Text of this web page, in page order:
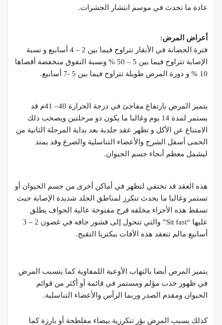
عادة ما تحدث في موسم انتشار الحشرات.
أعراض المرض:
فترة الحضانة في الأبقار تتراوح فيما بين 2 – 4 أسابيع و نسبة
الإصابة تتراوح فيما بين 5 – 50 % ونسبة النفوق منخفضة أقصاها
10 % و دورة المرض طويلة تتراوح فيما بين 5 -7 أسابيع.
يتميز المرض بارتفاع مفاجئ في درجة الحرارة 40– 41م قد
يستمر لمدة 14 يوم وغالبا ما يكون ذو مرحلتين ويصحب ذلك
الامتناع عن الأكل و تظهر عقد جلدية بعد بداية المرحلة الثانية من
الحمى أسفل الشرج والأعضاء التناسلية والضرع وقد يمتد
ليشمل معظم أنحاء جسم الحيوان.
هذه العقد قد تختفي لتظهر في أماكن أخرى من جسم الحيوان أو
تستمر وغالبا ما يحدث تنكرز لمناطق الجلد شديدة الإصابة حيث
تسقط هذه الأجزاء مخلفه قرح مفتوحة عالية الحواف يطلق
عليها “Sit fast” والتي تتحول إلى قشور جافه في غضون 2 – 3
أسابيع مالم تتعقد هذه الآفات ببكتريا التقيح.
يتميز المرض أيضا بالتهاب الأوعية اللمفاوية كما يتسبب المرض
في ظهور خذب مؤلم ومستمر في قائمة أو أكثر من قوائم
الحيوان ومقدم الصدر وربما الرأس والأعضاء التناسلية.
كذلك يسبب المرض بؤر تنكرزية بيضاء مفلطحة أو بارزة كما